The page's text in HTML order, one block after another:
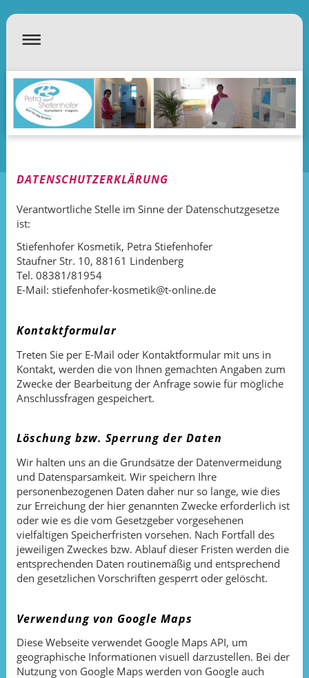
DATENSCHUTZERKLÄRUNG
Verantwortliche Stelle im Sinne der Datenschutzgesetze
ist:
Stiefenhofer Kosmetik, Petra Stiefenhofer
Staufner Str. 10, 88161 Lindenberg
Tel. 08381/81954
E-Mail: stiefenhofer-kosmetik@t-online.de
Kontaktformular
Treten Sie per E-Mail oder Kontaktformular mit uns in
Kontakt, werden die von Ihnen gemachten Angaben zum
Zwecke der Bearbeitung der Anfrage sowie für mögliche
Anschlussfragen gespeichert.
Löschung bzw. Sperrung der Daten
Wir halten uns an die Grundsätze der Datenvermeidung
und Datensparsamkeit. Wir speichern Ihre
personenbezogenen Daten daher nur so lange, wie dies
zur Erreichung der hier genannten Zwecke erforderlich ist
oder wie es die vom Gesetzgeber vorgesehenen
vielfältigen Speicherfristen vorsehen. Nach Fortfall des
jeweiligen Zweckes bzw. Ablauf dieser Fristen werden die
entsprechenden Daten routinemäßig und entsprechend
den gesetzlichen Vorschriften gesperrt oder gelöscht.
Verwendung von Google Maps
Diese Webseite verwendet Google Maps API, um
geographische Informationen visuell darzustellen. Bei der
Nutzung von Google Maps werden von Google auch